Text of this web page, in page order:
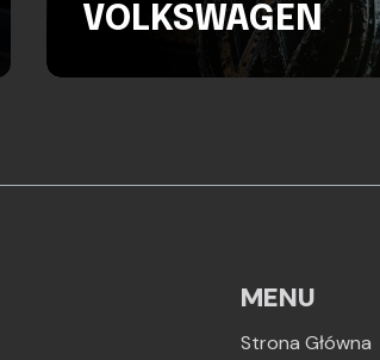
VOLKSWAGEN
MENU
Strona Główna